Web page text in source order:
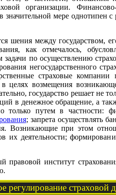
организации.
значительной мере
шения между государством,
как отмечалось,
задачи по осуществлению
негосударственного
страховые
целях возмещения
государство решает не
в денежное обращение, а
только путем в частности:
; запрета осуществлять
Возникающие при этом
их деятельности;
правовой институт
регулирование страховой